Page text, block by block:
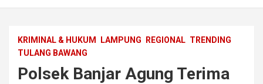
KRIMINAL & HUKUM LAMPUNG REGIONAL TRENDING
TULANG BAWANG
Polsek Banjar Agung Terima